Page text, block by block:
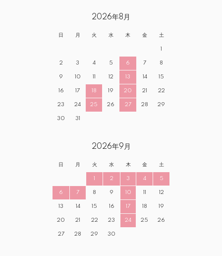
2026年8月
日 月 火 水 木 金 土
1
2 3 4 5 6 7 8
9 10 11 12 13 14 15
16 17 18 19 20 21 22
23 24 25 26 27 28 29
30 31
2026年9月
日 月 火 水 木 金 土
1 2 3 4 5
6 7 8 9 10 11 12
13 14 15 16 17 18 19
20 21 22 23 24 25 26
27 28 29 30